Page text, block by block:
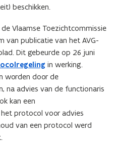
beschikken.
Vlaamse Toezichtcommissie
van publicatie van het AVG-
Dit gebeurde op 26 juni
in werking.
worden door de
na advies van de functionaris
kan een
protocol voor advies
van een protocol werd